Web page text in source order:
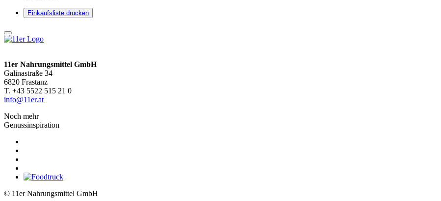
Einkaufsliste drucken
11er Nahrungsmittel GmbH
Galinastraße 34
6820 Frastanz
T. +43 5522 515 21 0
info@11er.at
Noch mehr
Genussinspiration
© 11er Nahrungsmittel GmbH